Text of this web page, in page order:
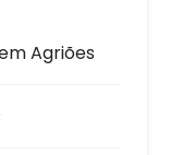
Agriões